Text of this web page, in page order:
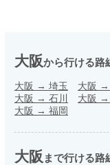
大阪から行ける路
大阪 → 埼玉 大阪 →
大阪 → 石川 大阪 →
大阪 → 福岡
大阪 まで行ける路